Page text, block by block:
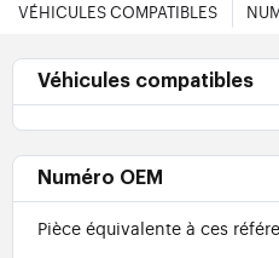
VÉHICULES COMPATIBLES
Véhicules compatibles
Numéro OEM
Pièce équivalente à ces